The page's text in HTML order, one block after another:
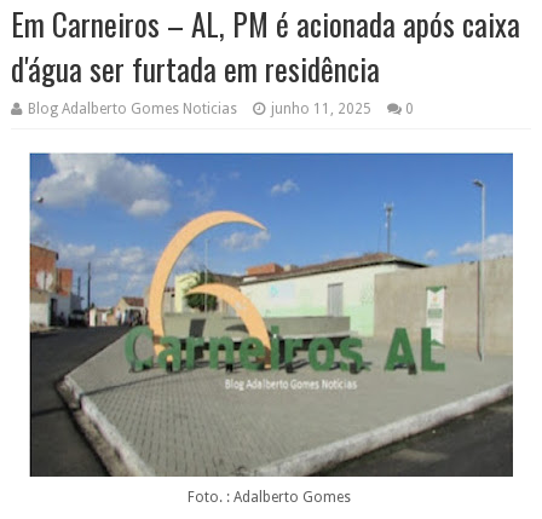
Em Carneiros – AL, PM é acionada após caixa
d'água ser furtada em residência
Blog Adalberto Gomes Noticias junho 11, 2025 0
Foto. : Adalberto Gomes